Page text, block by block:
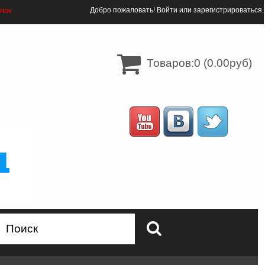
Добро пожаловать! Войти или зарегистрироваться.
Товаров:0 (0.00руб)